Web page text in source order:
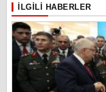
İLGILI HABERLER